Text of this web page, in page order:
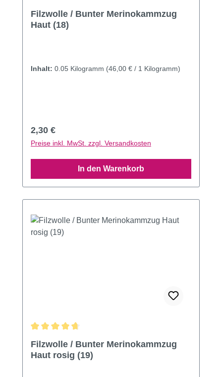
Filzwolle / Bunter Merinokammzug
Haut (18)
Inhalt: 0.05 Kilogramm (46,00 € / 1 Kilogramm)
Regulärer Preis:
2,30 €
Preise inkl. MwSt. zzgl. Versandkosten
In den Warenkorb
Filzwolle / Bunter Merinokammzug
Haut rosig (19)